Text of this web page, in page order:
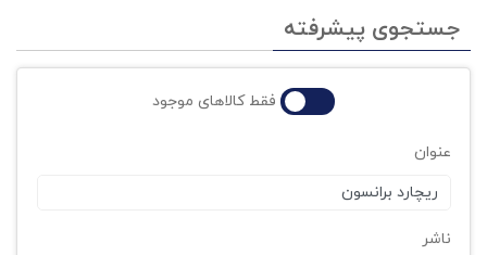
جستجوی پیشرفته
فقط کالاهای موجود
عنوان
ناشر